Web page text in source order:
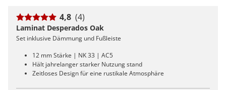
4,8 (4)
Laminat Desperados Oak
Set inklusive Dämmung und Fußleiste
12 mm Stärke | NK 33 | AC5
Hält jahrelanger starker Nutzung stand
Zeitloses Design für eine rustikale Atmosphäre